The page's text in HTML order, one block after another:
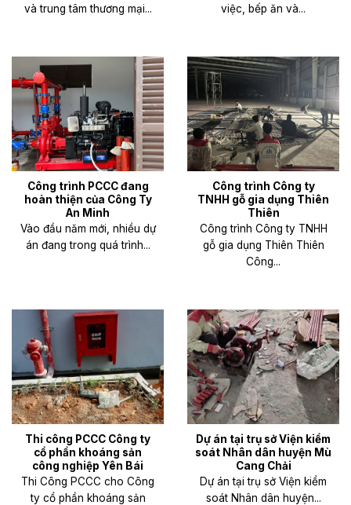
và trung tâm thương mại...
việc, bếp ăn và...
Công trình PCCC đang
hoàn thiện của Công Ty
An Minh
Vào đầu năm mới, nhiều dự
án đang trong quá trình...
Công trình Công ty
TNHH gỗ gia dụng Thiên
Thiên
Công trình Công ty TNHH
gỗ gia dụng Thiên Thiên
Công...
Thi công PCCC Công ty
cổ phần khoáng sản
công nghiệp Yên Bái
Thi Công PCCC cho Công
ty cổ phần khoáng sản
Dự án tại trụ sở Viện kiểm
soát Nhân dân huyện Mù
Cang Chải
Dự án tại trụ sở Viện kiểm
soát Nhân dân huyện...